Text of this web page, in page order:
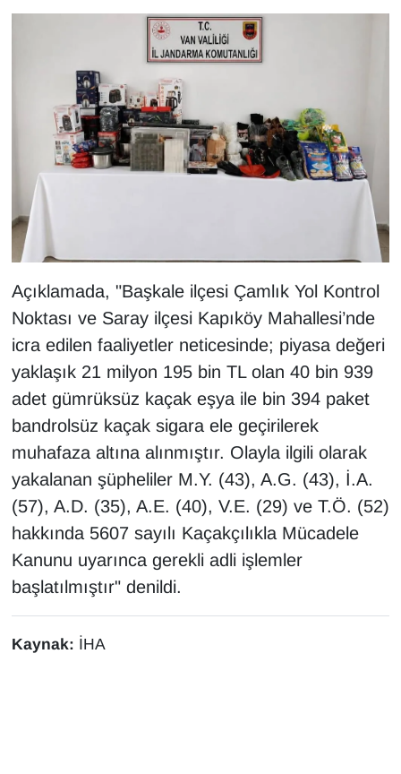
Açıklamada, "Başkale ilçesi Çamlık Yol Kontrol
Noktası ve Saray ilçesi Kapıköy Mahallesi’nde
icra edilen faaliyetler neticesinde; piyasa değeri
yaklaşık 21 milyon 195 bin TL olan 40 bin 939
adet gümrüksüz kaçak eşya ile bin 394 paket
bandrolsüz kaçak sigara ele geçirilerek
muhafaza altına alınmıştır. Olayla ilgili olarak
yakalanan şüpheliler M.Y. (43), A.G. (43), İ.A.
(57), A.D. (35), A.E. (40), V.E. (29) ve T.Ö. (52)
hakkında 5607 sayılı Kaçakçılıkla Mücadele
Kanunu uyarınca gerekli adli işlemler
başlatılmıştır" denildi.
Kaynak: İHA
Kültür & Sanat
MAGAZİN
MEDYA
Resmi İlanlar
RÖPORTAJ
SAĞLIK
Seri İlan
SİYASET
SPOR
TEBRİK
TEKNOLOJİ